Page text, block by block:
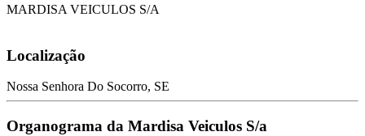
MARDISA VEICULOS S/A
Localização
Nossa Senhora Do Socorro, SE
Organograma da Mardisa Veiculos S/a